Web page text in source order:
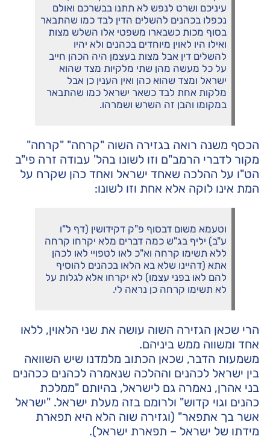
עיניכם ושרט לנפש לא תתנו בבשרכם ואולם
נכפלו בכהנים להשלים הדין לבד כמו שהתבאר
בסוף מכות כשבארו משפטי אלו השלש מצות
ואילו היו לאוין מיוחדים בכהנים ולא יהיו
להשלים דין אבל מצות בעצמן היה הכהן חייב
על כל מעשה מהן שתי מלקיות מצד שהוא
ישראל ומצד שהוא כהן ואין הענין כן אבל
מלקות אחת לבד כשאר ישראל כמו שהתבאר
במקומו והבן זה השרש ושמרהו.
הכסף משנה רואה בגזירה השוה "קרחה" "קרחה"
מקור לדברי הרמב"ם וזו לשונו בהל' עבודה זרה פי"ב
הט"ו על ההלכה שאחד ישראל ואחד כהן שקרח על
המת אינו לוקה אלא אחת וזו לשונו:
וטעמא משום דבסוף פ"ק דקידושין (דף ל"ו
ע"ב) יליף בג"ש כמה דברים מלא יקרחו קרחה
ללא תשימו קרחה וא"כ לאו לטפויי לאו לכהן
אתא (דהיינו שלא בא הלאו בכהנים להוסיף
להם לאו בפני עצמו) לא יקרחו אלא לגלות על
לא תשימו קרחה כן נראה לי.
הרי שכאן הגזירה השוה עושה את שני הלאוין, ללאו
אחד ומשווה ממש ביניהם.
משמעות הדבר, שכאן הכתוב מלמדנו שיש השוואה
בין ישראל לכהנים וההלכה שנאמרה לכהנים ככהנים
בני אהרן, נאמרה גם לישראל, בהיותם "ממלכת
כהנים וגוי קדוש" ולרומם בזה מעלת ישראל. "ישראל
אשר בך אתפאר" (וגזירה שוה הלא היא תפארת
מידתו של ישראל – תפארת ישראל).